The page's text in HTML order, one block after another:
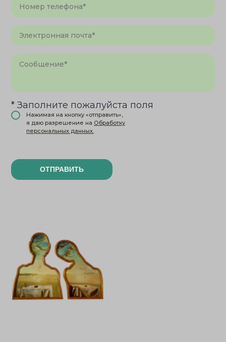
* Заполните пожалуйста поля
Нажимая на кнопку «отправить»,
я даю разрешение на Обработку
персональных данных.
ОТПРАВИТЬ